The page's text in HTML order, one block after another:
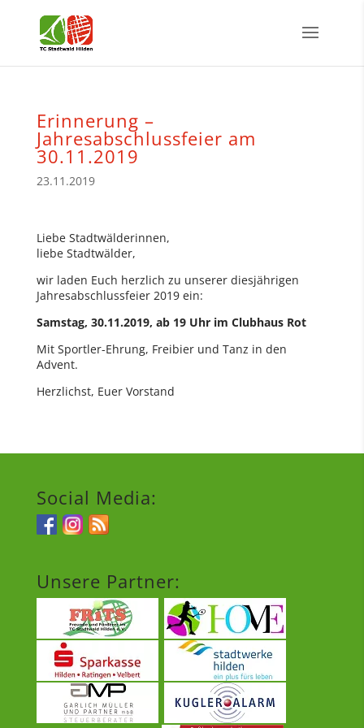
Erinnerung –
Jahresabschlussfeier am
30.11.2019
23.11.2019
Liebe Stadtwälderinnen,
liebe Stadtwälder,
wir laden Euch herzlich zu unserer diesjährigen
Jahresabschlussfeier 2019 ein:
Samstag, 30.11.2019, ab 19 Uhr im Clubhaus Rot
Mit Sportler-Ehrung, Freibier und Tanz in den
Advent.
Herzlichst, Euer Vorstand
Social Media:
Unsere Partner: